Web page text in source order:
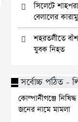
সিলেটে
বেলালের
শহরতলীতে
যুবক নিহত
সর্বোচ্চ পঠিত -
কোম্পানীগঞ্জে
জনের নামে মামলা